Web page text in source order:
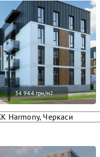
34 944 грн/м2
Harmony, Черкаси